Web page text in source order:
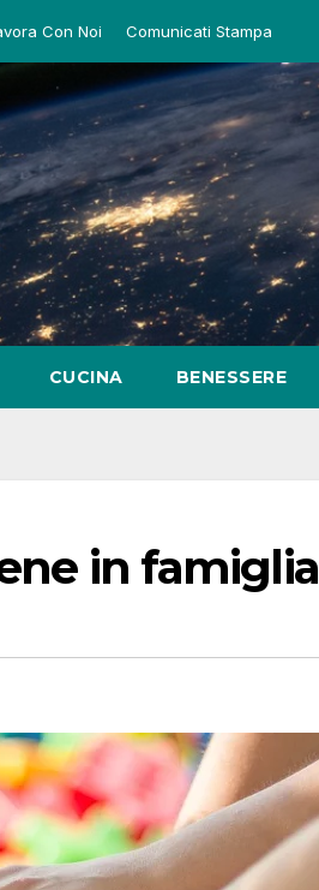
Con Noi Comunicati Stampa
CUCINA BENESSERE
in famiglia